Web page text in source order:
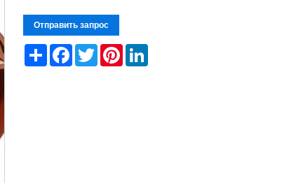
Отправить запрос
Share Facebook
TwitterPinterest